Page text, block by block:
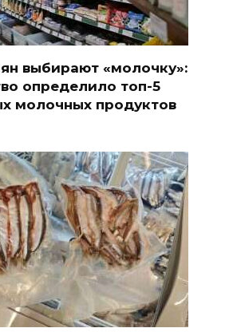
выбирают «молочку»:
определило топ-5
молочных продуктов